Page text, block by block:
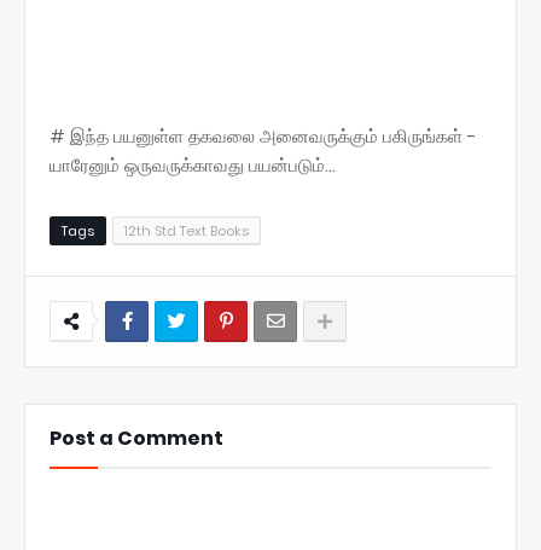
# இந்த பயனுள்ள தகவலை அனைவருக்கும் பகிருங்கள் -
யாரேனும் ஒருவருக்காவது பயன்படும்...
Tags 12th Std Text Books
Post a Comment